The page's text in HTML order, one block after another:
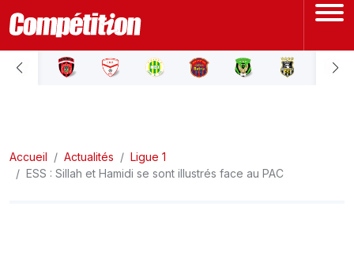
ACCUEIL
LIGUE 2
Accueil Actualités
Ligue 1
ESS : Sillah et Hamidi se sont illustrés face au PAC